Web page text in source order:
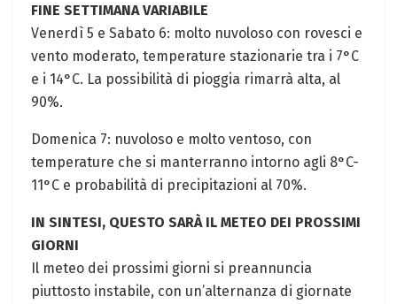
FINE SETTIMANA VARIABILE
Venerdì 5 e Sabato 6: molto nuvoloso⁣ con rovesci e
vento moderato, temperature stazionarie tra i 7°C
e i ‍14°C. La possibilità di pioggia rimarrà alta, ⁢al
90%.
Domenica 7: nuvoloso e⁣ molto ventoso, con
temperature che⁣ si manterranno intorno agli 8°C-
11°C e⁣ probabilità di precipitazioni al 70%.
IN SINTESI, QUESTO SARÀ IL METEO DEI PROSSIMI
GIORNI
Il meteo dei⁤ prossimi giorni​ si preannuncia
piuttosto instabile, con‌ un’alternanza di ‌giornate